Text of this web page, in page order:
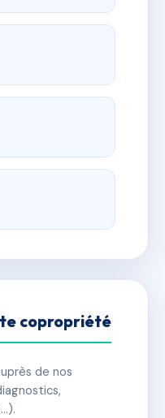
copropriété
de nos